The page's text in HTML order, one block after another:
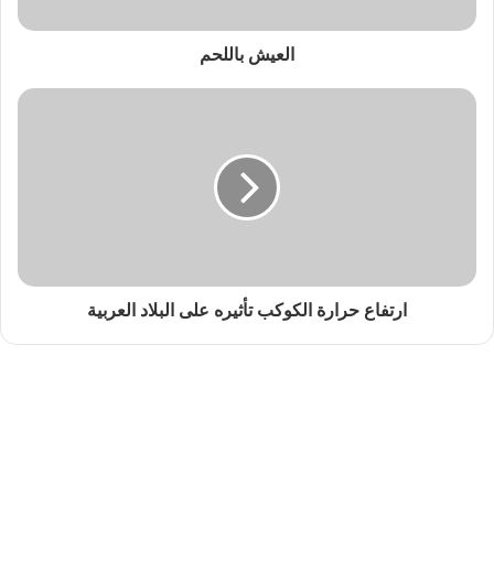
العيش باللحم
ارتفاع حرارة الكوكب تأثيره على البلاد العربية